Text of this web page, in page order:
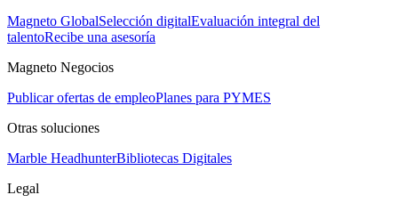
Magneto GlobalSelección digitalEvaluación integral del
talentoRecibe una asesoría
Magneto Negocios
Publicar ofertas de empleoPlanes para PYMES
Otras soluciones
Marble HeadhunterBibliotecas Digitales
Legal